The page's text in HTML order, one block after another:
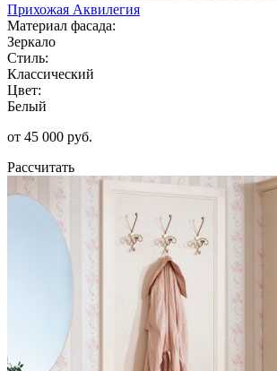
Прихожая Аквилегия
Материал фасада:
Зеркало
Стиль:
Классический
Цвет:
Белый
от 45 000 руб.
Рассчитать